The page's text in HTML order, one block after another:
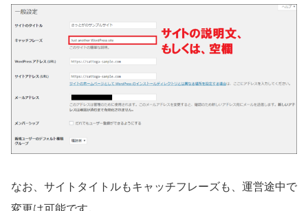
なお、サイトタイトルもキャッチフレーズも、運営途中で
変更は可能です。